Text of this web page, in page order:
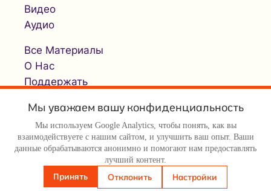
Видео
Аудио
Все Материалы
О Нас
Поддержать
© Т-инвариант / T-invariant, 2026
Мы уважаем вашу конфиденциальность
Мы используем Google Analytics, чтобы понять, как вы
взаимодействуете с нашим сайтом, и улучшить ваш опыт. Ваши
данные обрабатываются анонимно и помогают нам предоставлять
лучший контент.
Принять Отклонить Настройки